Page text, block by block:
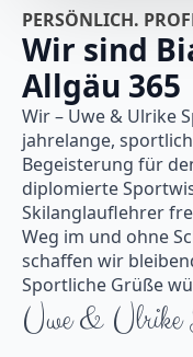
PERSÖNLICH.
Wir sind
Allgäu 365
Wir – Uwe & Ulrike
jahrelange,
Begeisterung für
diplomierte
Skilanglauflehrer
Weg im und ohne
schaffen wir
Sportliche Grüße
Uwe & Ulrike